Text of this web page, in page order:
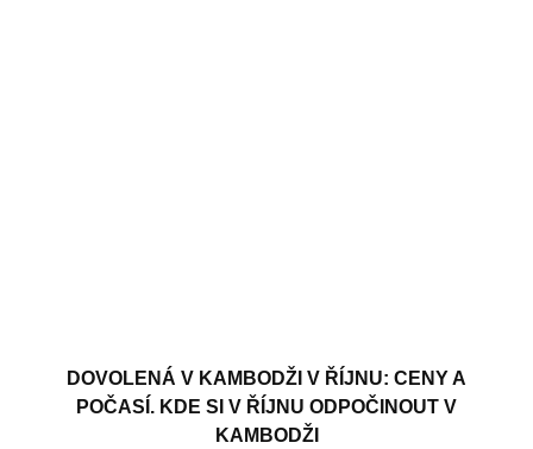
DOVOLENÁ V KAMBODŽI V ŘÍJNU: CENY A
POČASÍ. KDE SI V ŘÍJNU ODPOČINOUT V
KAMBODŽI